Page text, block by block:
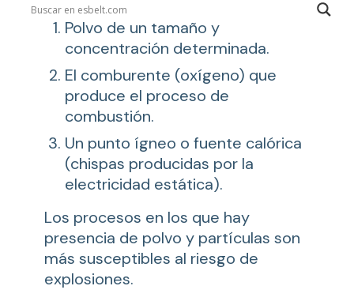
Polvo de un tamaño y
concentración determinada.
El comburente (oxígeno) que
produce el proceso de
combustión.
Un punto ígneo o fuente calórica
(chispas producidas por la
electricidad estática).
Los procesos en los que hay
presencia de polvo y partículas son
más susceptibles al riesgo de
explosiones.